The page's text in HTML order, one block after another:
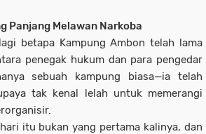
Panjang Melawan Narkoba
betapa Kampung Ambon telah lama
penegak hukum dan para pengedar
sebuah kampung biasa—ia telah
tak kenal lelah untuk memerangi
itu bukan yang pertama kalinya, dan